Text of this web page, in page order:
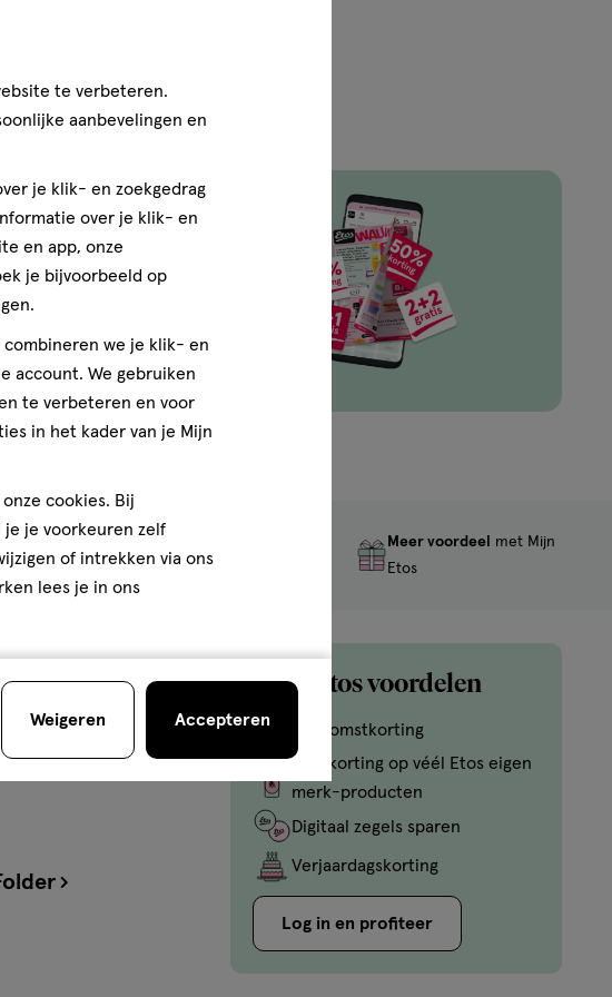
aanbiedingen van
acties
Gratisretourneren
Meer voordeel
met Mijn
Etos
Mijn Etos voordelen
Welkomstkorting
10% korting op véél Etos eigen
merk-producten
Digitaal zegels sparen
Verjaardagskorting
Log in en profiteer
te verbeteren.
aanbevelingen en
je klik- en zoekgedrag
over je klik- en
en app, onze
je bijvoorbeeld op
we je klik- en
account. We gebruiken
te verbeteren en voor
in het kader van je Mijn
cookies. Bij
je je voorkeuren zelf
of intrekken via ons
lees je in ons
Weigeren Accepteren